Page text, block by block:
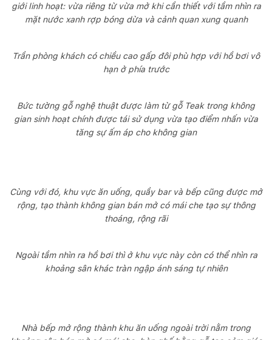
giới linh hoạt: vừa riêng từ vừa mở khi cần thiết với tầm nhìn ra
mặt nước xanh rợp bóng dừa và cảnh quan xung quanh
Trần phòng khách có chiều cao gấp đôi phù hợp với hồ bơi vô
hạn ở phía trước
Bức tường gỗ nghệ thuật được làm từ gỗ Teak trong không
gian sinh hoạt chính được tái sử dụng vừa tạo điểm nhấn vừa
tăng sự ấm áp cho không gian
Cùng với đó, khu vực ăn uống, quầy bar và bếp cũng được mở
rộng, tạo thành không gian bán mở có mái che tạo sự thông
thoáng, rộng rãi
Ngoài tầm nhìn ra hồ bơi thì ở khu vực này còn có thể nhìn ra
khoảng sân khác tràn ngập ánh sáng tự nhiên
Nhà bếp mở rộng thành khu ăn uống ngoài trời nằm trong